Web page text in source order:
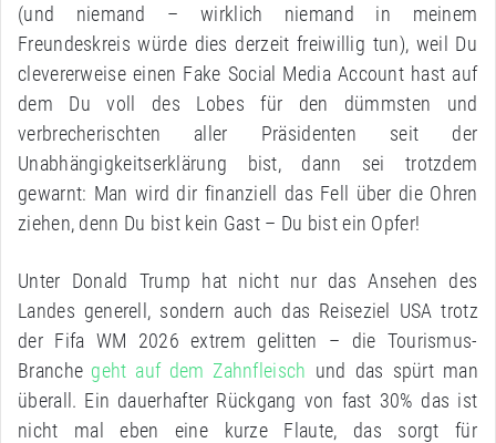
(und niemand – wirklich niemand in meinem
Freundeskreis würde dies derzeit freiwillig tun), weil Du
clevererweise einen Fake Social Media Account hast auf
dem Du voll des Lobes für den dümmsten und
verbrecherischten aller Präsidenten seit der
Unabhängigkeitserklärung bist, dann sei trotzdem
gewarnt: Man wird dir finanziell das Fell über die Ohren
ziehen, denn Du bist kein Gast – Du bist ein Opfer!
Unter Donald Trump hat nicht nur das Ansehen des
Landes generell, sondern auch das Reiseziel USA trotz
der Fifa WM 2026 extrem gelitten – die Tourismus-
Branche geht auf dem Zahnfleisch und das spürt man
überall. Ein dauerhafter Rückgang von fast 30% das ist
nicht mal eben eine kurze Flaute, das sorgt für